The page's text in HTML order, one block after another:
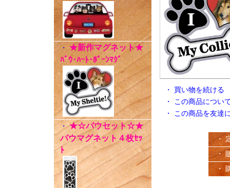
・ ★新作マグネット★
ﾊﾟｳ･ﾊｰﾄ･ﾎﾞｰﾝﾏｸﾞ
・★☆パウセット☆★
パウマグネット４枚ｾｯ
ﾄ
・ 買い物を続ける
・ この商品につい
・ この商品を友達
・
・
・